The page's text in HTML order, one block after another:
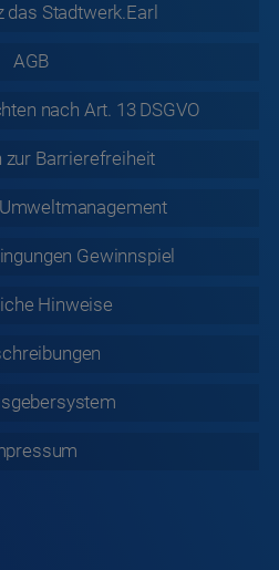
das Stadtwerk.Earl
AGB
nach Art. 13 DSGVO
zur Barrierefreiheit
Gewinnspiel
Hinweise